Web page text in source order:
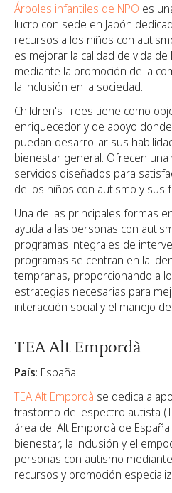
Árboles infantiles de NPO es
lucro con sede en Japón
recursos a los niños con
es mejorar la calidad de vida
mediante la promoción de la
la inclusión en la sociedad.
Children's Trees tiene como
enriquecedor y de apoyo
puedan desarrollar sus
bienestar general. Ofrecen
servicios diseñados para
de los niños con autismo y sus
Una de las principales formas
ayuda a las personas con
programas integrales de
programas se centran en la
tempranas, proporcionando a
estrategias necesarias para
interacción social y el manejo
TEA Alt Empordà
País: España
TEA Alt Empordà se dedica a
trastorno del espectro autista
área del Alt Empordà de
bienestar, la inclusión y el
personas con autismo
recursos y promoción